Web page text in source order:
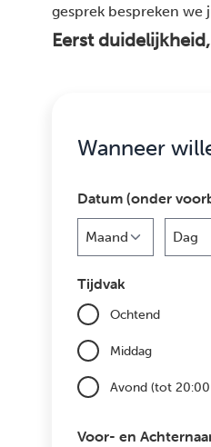
gesprek bespreken
Eerst
Wanneer
Datum (onder
Tijdvak
Ochtend
Middag
Avond (tot
Voor- en